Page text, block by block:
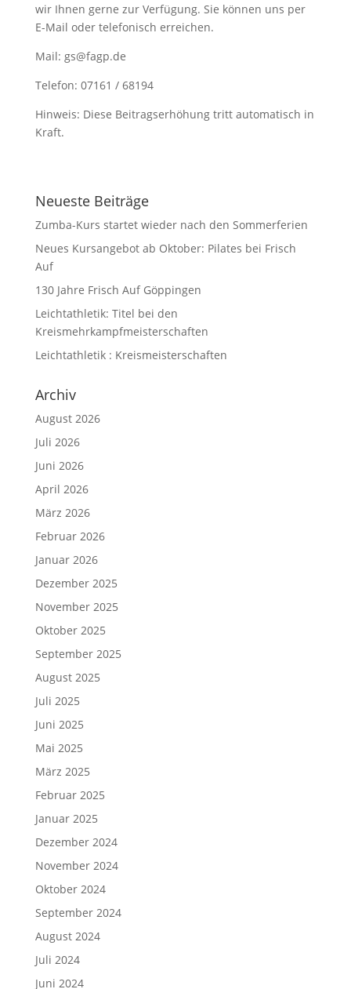
wir Ihnen gerne zur Verfügung. Sie können uns per
E-Mail oder telefonisch erreichen.
Mail: gs@fagp.de
Telefon: 07161 / 68194
Hinweis: Diese Beitragserhöhung tritt automatisch in
Kraft.
Neueste Beiträge
Zumba-Kurs startet wieder nach den Sommerferien
Neues Kursangebot ab Oktober: Pilates bei Frisch
Auf
130 Jahre Frisch Auf Göppingen
Leichtathletik: Titel bei den
Kreismehrkampfmeisterschaften
Leichtathletik : Kreismeisterschaften
Archiv
August 2026
Juli 2026
Juni 2026
April 2026
März 2026
Februar 2026
Januar 2026
Dezember 2025
November 2025
Oktober 2025
September 2025
August 2025
Juli 2025
Juni 2025
Mai 2025
März 2025
Februar 2025
Januar 2025
Dezember 2024
November 2024
Oktober 2024
September 2024
August 2024
Juli 2024
Juni 2024